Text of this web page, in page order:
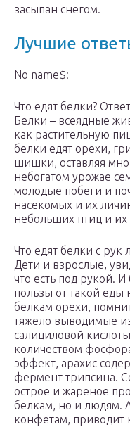
засыпан снегом.
Лучшие
No name$:
Что едят белки?
Белки – всеядные
как растительную
белки едят орехи,
шишки, оставляя
небогатом урожае
молодые побеги и
насекомых и их
небольших птиц и их
Что едят белки с рук
Дети и взрослые,
что есть под рукой. И
пользы от такой еды
белкам орехи,
тяжело выводимые
салициловой
количеством
эффект, арахис
фермент трипсина.
острое и жареное
белкам, но и людям.
конфетам, приводит